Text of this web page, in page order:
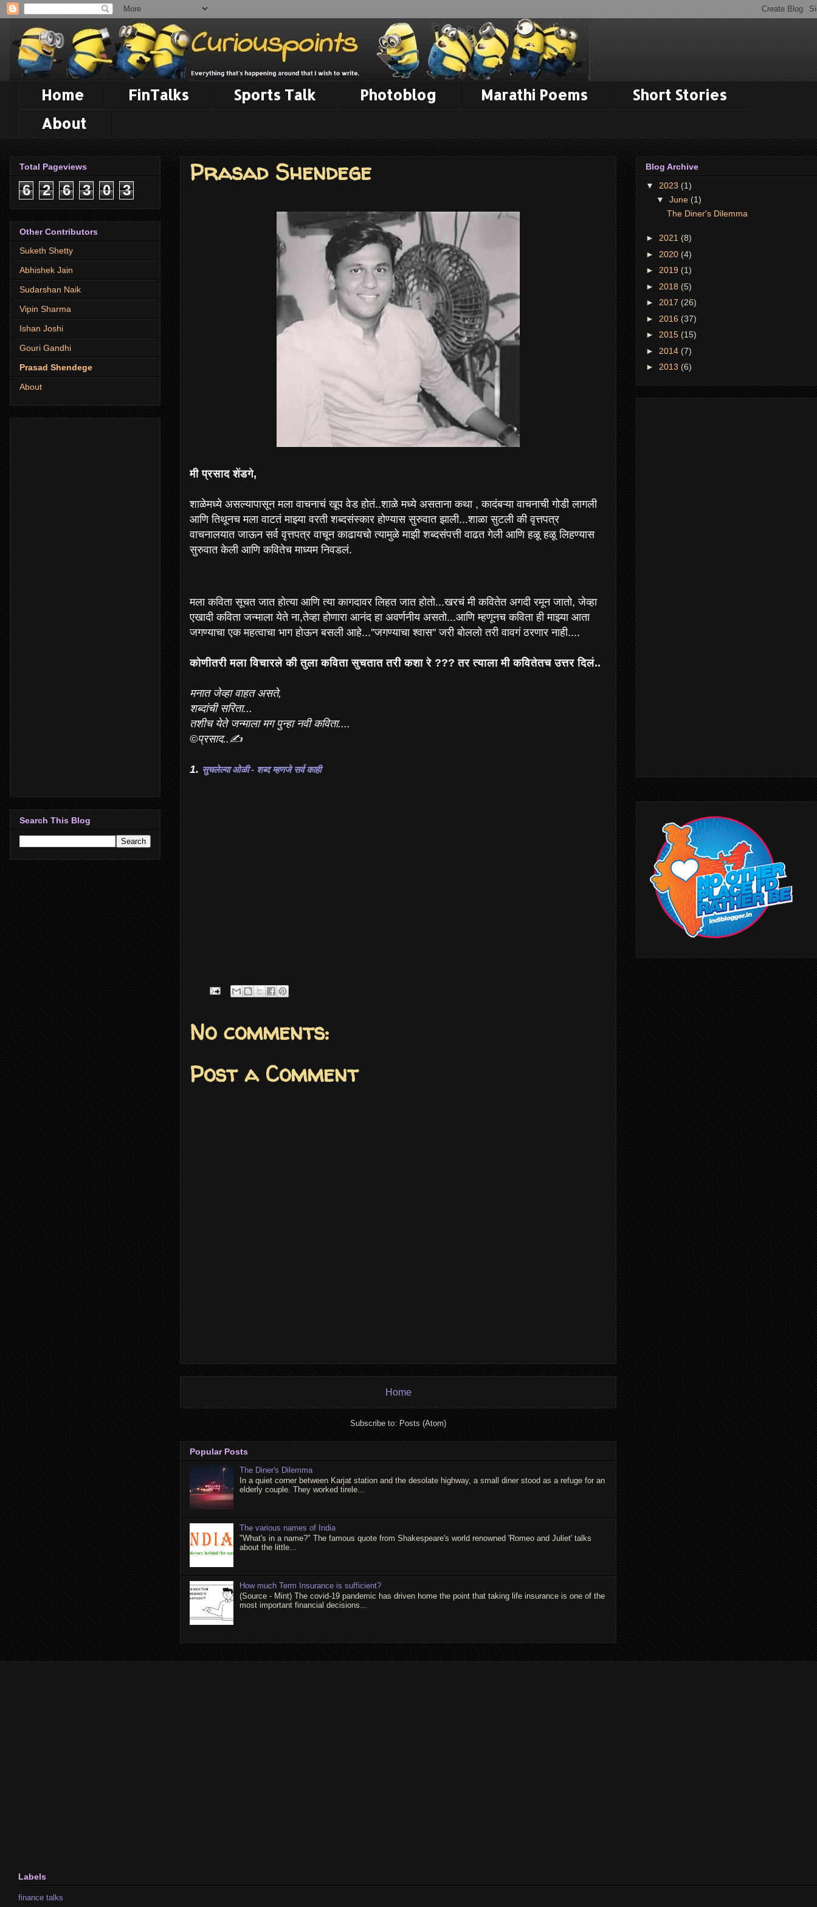
Home FinTalks Sports Talk Photoblog Marathi Poems
Short Stories
About
Prasad Shendege
मीप्रसाद शेंडगे,
शाळेमध्ये असल्यापासून मला वाचनाचं खूप वेड होतं..शाळे मध्ये असताना कथा , कादंबऱ्या वाचनाची गोडी लागली
आणि तिथूनच मला वाटतं माझ्या वरती शब्दसंस्कार होण्यास सुरुवात झाली...शाळा सुटली की वृत्तपत्र
वाचनालयात जाऊन सर्व वृत्तपत्र वाचून काढायचो त्यामुळे माझी शब्दसंपत्ती वाढत गेली आणि हळू हळू लिहण्यास
सुरुवात केली आणि कवितेच माध्यम निवडलं.
मला कविता सूचत जात होत्या आणि त्या कागदावर लिहत जात होतो...खरचं मी कवितेत अगदी रमून जातो, जेव्हा
एखादी कविता जन्माला येते ना,तेव्हा होणारा आनंद हा अवर्णनीय असतो...आणि म्हणूनच कविता ही माझ्या आता
जगण्याचा एक महत्वाचा भाग होऊन बसली आहे...''जगण्याचा श्वास'' जरी बोललो तरी वावगं ठरणार नाही....
कोणीतरी मला विचारले की तुला कविता सुचतात तरी कशा रे ??? तर त्याला मी कवितेतच उत्तर दिलं..
मनात जेव्हा वाहत असते,
शब्दांची सरिता...
तशीच येते जन्माला मग पुन्हा नवी कविता....
©प्रसाद..✍
1. सुचलेल्या ओळी - शब्द म्हणजे सर्व काही
No comments:
Post a Comment
Home
Subscribe to:Posts (Atom)
Popular Posts
The Diner's Dilemma
In a quiet corner between Karjat station and the desolate highway, a small diner stood as a refuge for an
elderly couple. They worked tirele...
The various names of India
"What's in a name?" The famous quote from Shakespeare's world renowned 'Romeo and Juliet' talks
about the little...
How much Term Insurance is sufficient?
(Source - Mint) The covid-19 pandemic has driven home the point that taking life insurance is one of the
most important financial decisions...
Total Pageviews
6 2 6 3 0 3
Other Contributors
Suketh Shetty
Abhishek Jain
Sudarshan Naik
Vipin Sharma
Ishan Joshi
Gouri Gandhi
Prasad Shendege
About
Search This Blog
Blog Archive
▼ 2023 (1)
▼ June (1)
The Diner's Dilemma
► 2021 (8)
► 2020 (4)
► 2019 (1)
► 2018 (5)
► 2017 (26)
► 2016 (37)
► 2015 (15)
► 2014 (7)
► 2013 (6)
Labels
finance talks